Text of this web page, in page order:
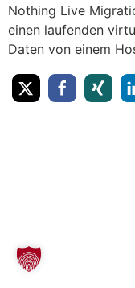
Nothing Live
einen laufenden
Daten von einem